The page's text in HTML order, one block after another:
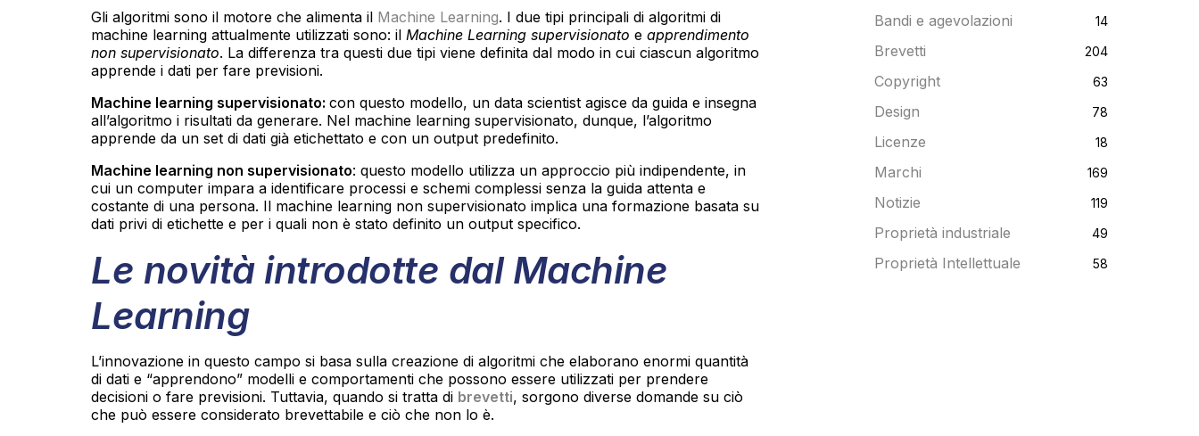
Gli algoritmi sono il motore che alimenta il Machine Learning. I due tipi principali di algoritmi di
machine learning attualmente utilizzati sono: il Machine Learning supervisionato e apprendimento
non supervisionato. La differenza tra questi due tipi viene definita dal modo in cui ciascun algoritmo
apprende i dati per fare previsioni.
Machine learning supervisionato: con questo modello, un data scientist agisce da guida e insegna
all’algoritmo i risultati da generare. Nel machine learning supervisionato, dunque, l’algoritmo
apprende da un set di dati già etichettato e con un output predefinito.
Machine learning non supervisionato: questo modello utilizza un approccio più indipendente, in
cui un computer impara a identificare processi e schemi complessi senza la guida attenta e
costante di una persona. Il machine learning non supervisionato implica una formazione basata su
dati privi di etichette e per i quali non è stato definito un output specifico.
Le novità introdotte dal Machine
Learning
L’innovazione in questo campo si basa sulla creazione di algoritmi che elaborano enormi quantità
di dati e “apprendono” modelli e comportamenti che possono essere utilizzati per prendere
decisioni o fare previsioni. Tuttavia, quando si tratta di brevetti, sorgono diverse domande su ciò
che può essere considerato brevettabile e ciò che non lo è.
Bandi e agevolazioni 14
Brevetti 204
Copyright 63
Design 78
Licenze 18
Marchi 169
Notizie 119
Proprietà industriale 49
Proprietà Intellettuale 58